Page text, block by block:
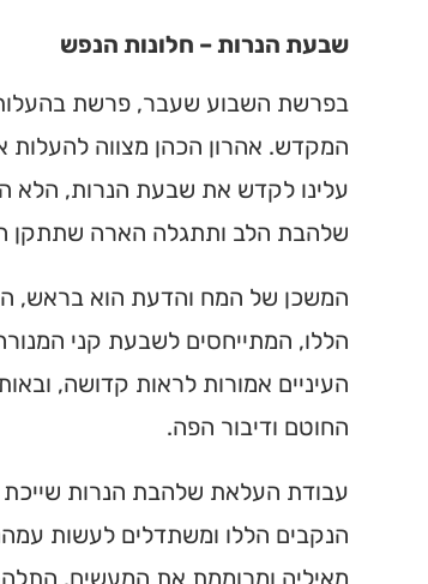
שבעת הנרות – חלונות הנפש
בפרשת השבוע שעבר, פרשת
המקדש. אהרון הכהן מצווה להעלות
עלינו לקדש את שבעת הנרות, הלא
שלהבת הלב ותתגלה הארה שתתקן
המשכן של המח והדעת הוא בראש,
הללו, המתייחסים לשבעת קני
העיניים אמורות לראות קדושה,
החוטם ודיבור הפה.
עבודת העלאת שלהבת הנרות שייכת
הנקבים הללו ומשתדלים לעשות
מאיליה ומרוממת את המעשים.